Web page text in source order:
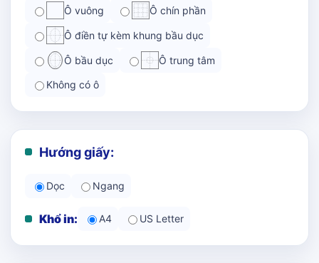
Ô vuông Ô chín phần
Ô điền tự kèm khung bầu dục
Ô bầu dục Ô trung tâm
Không có ô
Hướng giấy:
Dọc Ngang
Khổ in: A4 US Letter